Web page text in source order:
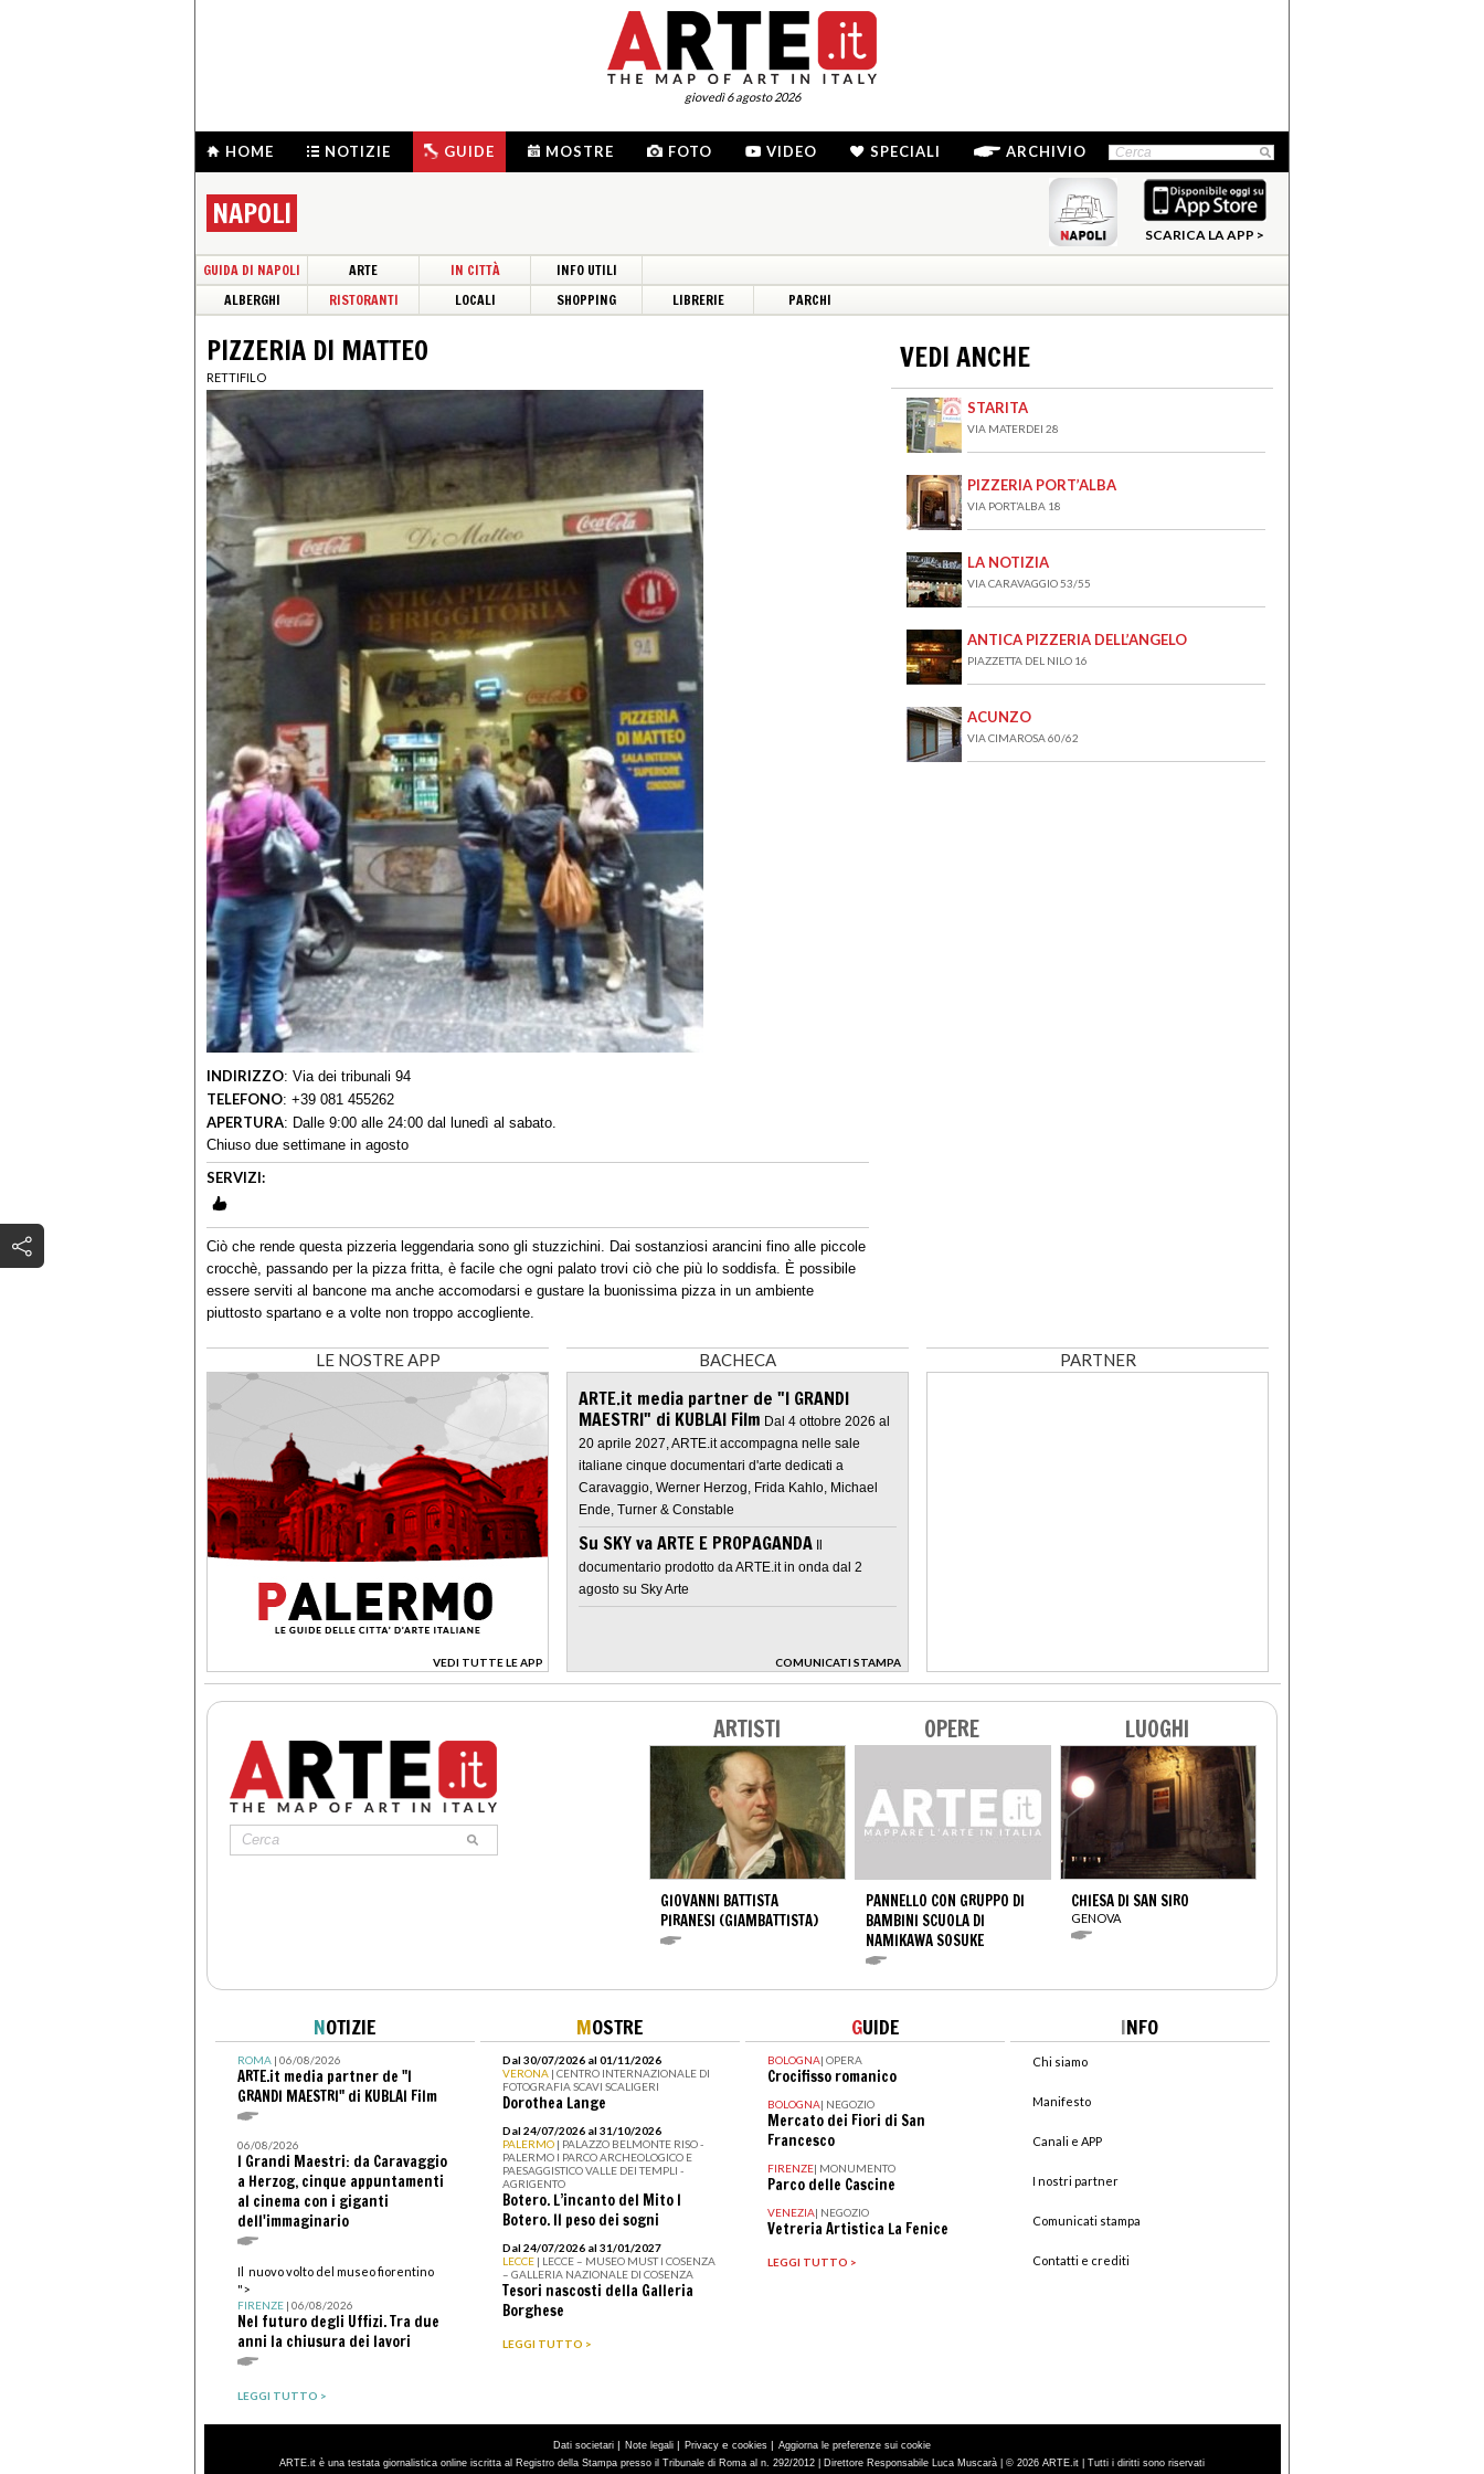
giovedì 6 agosto 2026
HOME NOTIZIE GUIDE MOSTRE FOTO VIDEO SPECIALI ARCHIVIO
NAPOLI
SCARICA LA APP >
GUIDA DI NAPOLI ARTE IN CITTÀ
INFO UTILI
ALBERGHI
RISTORANTI LOCALI SHOPPING LIBRERIE PARCHI
PIZZERIA DI MATTEO
RETTIFILO
INDIRIZZO: Via dei tribunali 94
TELEFONO: +39 081 455262
APERTURA: Dalle 9:00 alle 24:00 dal lunedì al sabato.
Chiuso due settimane in agosto
SERVIZI:
Ciò che rende questa pizzeria leggendaria sono gli stuzzichini. Dai sostanziosi arancini fino alle piccole
crocchè, passando per la pizza fritta, è facile che ogni palato trovi ciò che più lo soddisfa. È possibile
essere serviti al bancone ma anche accomodarsi e gustare la buonissima pizza in un ambiente
piuttosto spartano e a volte non troppo accogliente.
VEDI ANCHE
STARITA
VIA MATERDEI 28
PIZZERIA PORT’ALBA
VIA PORT’ALBA 18
LA NOTIZIA
VIA CARAVAGGIO 53/55
ANTICA PIZZERIA DELL’ANGELO
PIAZZETTA DEL NILO 16
ACUNZO
VIA CIMAROSA 60/62
LE NOSTRE APP
VEDI TUTTE LE APP
>
BACHECA
ARTE.it media partner de "I GRANDI
MAESTRI" di KUBLAI Film Dal 4 ottobre 2026 al
20 aprile 2027, ARTE.it accompagna nelle sale
italiane cinque documentari d'arte dedicati a
Caravaggio, Werner Herzog, Frida Kahlo, Michael
Ende, Turner & Constable
Su SKY va ARTE E PROPAGANDA Il
documentario prodotto da ARTE.it in onda dal 2
agosto su Sky Arte
COMUNICATI STAMPA
>
PARTNER
ARTISTI
GIOVANNI BATTISTA
PIRANESI (GIAMBATTISTA)
OPERE
PANNELLO CON GRUPPO DI
BAMBINI SCUOLA DI
NAMIKAWA SOSUKE
LUOGHI
CHIESA DI SAN SIRO
GENOVA
NOTIZIE
ROMA| 06/08/2026
ARTE.it media partner de "I
GRANDI MAESTRI" di KUBLAI Film
06/08/2026
I Grandi Maestri: da Caravaggio
a Herzog, cinque appuntamenti
al cinema con i giganti
dell'immaginario
Il nuovo volto del museo fiorentino
">
FIRENZE| 06/08/2026
Nel futuro degli Uffizi. Tra due
anni la chiusura dei lavori
LEGGI TUTTO >
MOSTRE
Dal 30/07/2026 al 01/11/2026
VERONA | CENTRO INTERNAZIONALE DI
FOTOGRAFIA SCAVI SCALIGERI
Dorothea Lange
Dal 24/07/2026 al 31/10/2026
PALERMO | PALAZZO BELMONTE RISO -
PALERMO I PARCO ARCHEOLOGICO E
PAESAGGISTICO VALLE DEI TEMPLI -
AGRIGENTO
Botero. L’incanto del Mito I
Botero. Il peso dei sogni
Dal 24/07/2026 al 31/01/2027
LECCE | LECCE – MUSEO MUST I COSENZA
– GALLERIA NAZIONALE DI COSENZA
Tesori nascosti della Galleria
Borghese
LEGGI TUTTO >
GUIDE
BOLOGNA| OPERA
Crocifisso romanico
BOLOGNA| NEGOZIO
Mercato dei Fiori di San
Francesco
FIRENZE| MONUMENTO
Parco delle Cascine
VENEZIA| NEGOZIO
Vetreria Artistica La Fenice
LEGGI TUTTO >
INFO
Chi siamo
Manifesto
Canali e APP
I nostri partner
Comunicati stampa
Contatti e crediti
Dati societari | Note legali | Privacy e cookies | Aggiorna le preferenze sui cookie
ARTE.it è una testata giornalistica online iscritta al Registro della Stampa presso il Tribunale di Roma al n. 292/2012 | Direttore Responsabile Luca Muscarà | © 2026 ARTE.it | Tutti i diritti sono riservati